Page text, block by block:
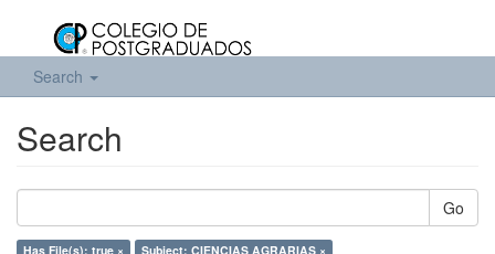
Search
Search
Go
Has File(s): true ×
Subject: CIENCIAS AGRARIAS ×